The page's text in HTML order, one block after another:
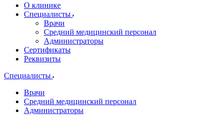
О клинике
Специалисты
Врачи
Средний медицинский персонал
Администраторы
Сертификаты
Реквизиты
Специалисты
Врачи
Средний медицинский персонал
Администраторы